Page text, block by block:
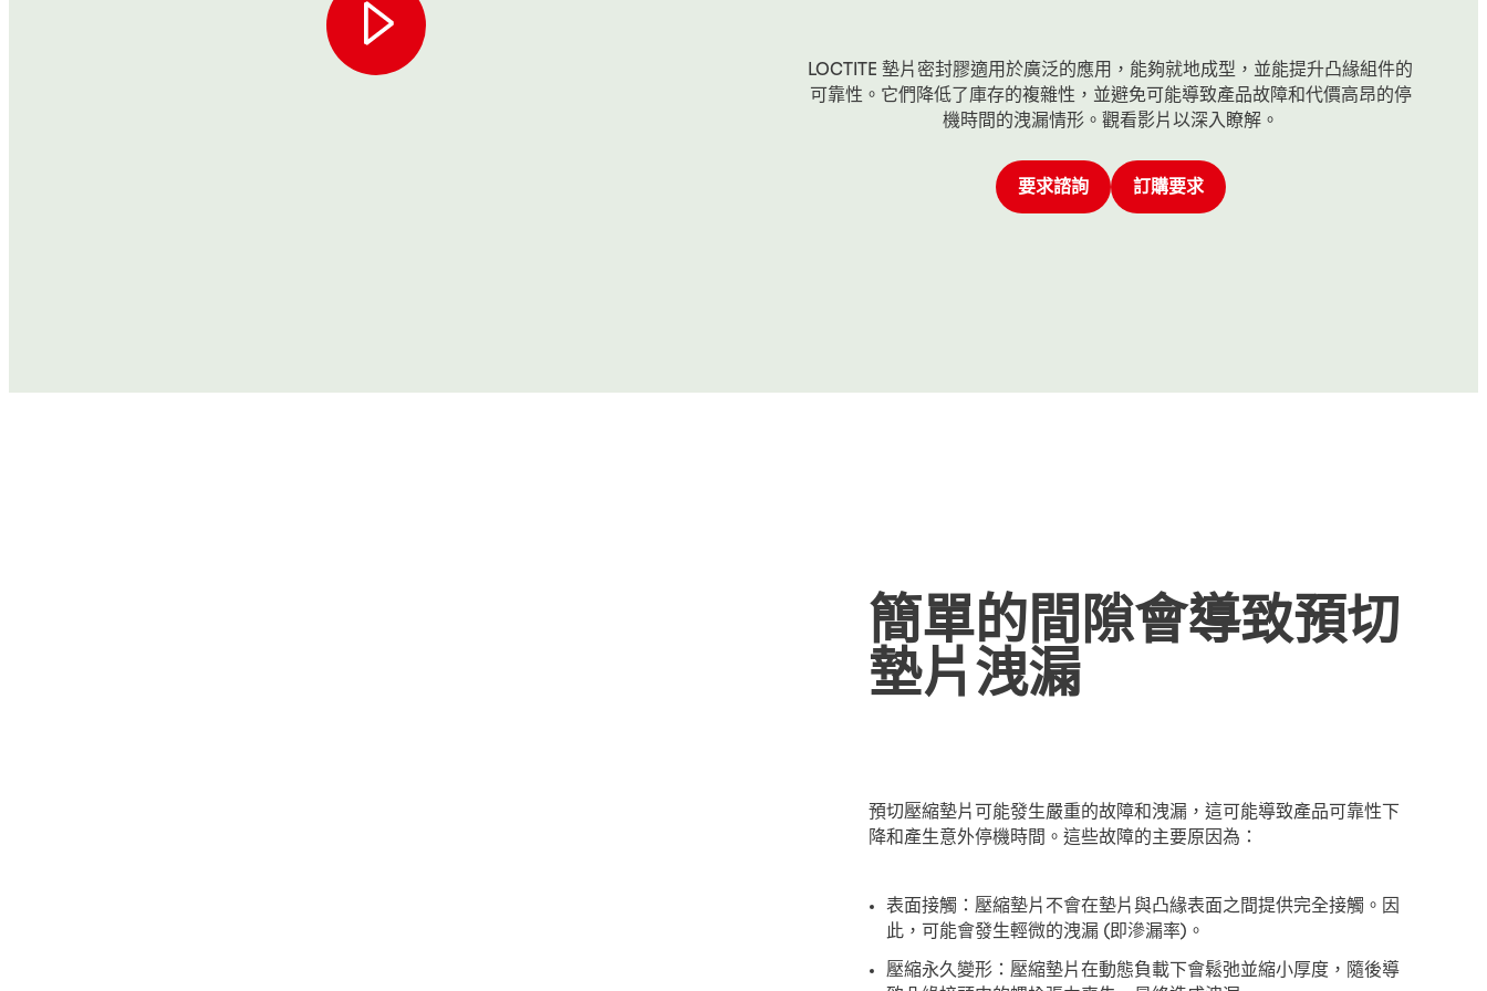
LOCTITE 墊片密封膠適用於廣泛的應用，能夠就地成型，並能提升凸緣組件的
可靠性。它們降低了庫存的複雜性，並避免可能導致產品故障和代價高昂的停
機時間的洩漏情形。觀看影片以深入瞭解。
要求諮詢 訂購要求
簡單的間隙會導致預切
墊片洩漏
預切壓縮墊片可能發生嚴重的故障和洩漏，這可能導致產品可靠性下
降和產生意外停機時間。這些故障的主要原因為：
表面接觸：壓縮墊片不會在墊片與凸緣表面之間提供完全接觸。因
此，可能會發生輕微的洩漏 (即滲漏率)。
壓縮永久變形：壓縮墊片在動態負載下會鬆弛並縮小厚度，隨後導